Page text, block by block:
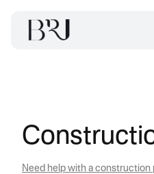
Need help with a construction